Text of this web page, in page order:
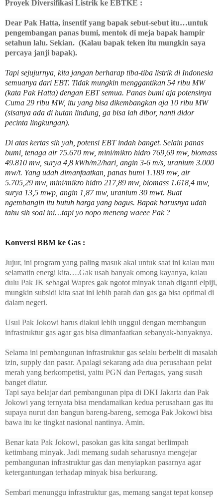
Proyek Diversifikasi Listrik ke EBTKE :
Dear Pak Hatta, insentif yang bapak sebut-sebut itu…untuk
pengembangan panas bumi, mentok di meja bapak hampir
setahun lalu. Sekian. (Kalau bapak teken itu mungkin saya
percaya janji bapak).
Tapi sejujurnya, kita jangan berharap tiba-tiba listrik di Indonesia
semuanya dari EBT. Tidak mungkin menggantikan 54 ribu MW
(kata Pak Hatta) dengan EBT semua. Panas bumi aja potensinya
Cuma 29 ribu MW, itu yang bisa dikembangkan aja 10 ribu MW
(sisanya ada di hutan lindung, ga bisa lah dibor, nanti didor
pecinta lingkungan).
Di atas kertas sih yah, potensi EBT indah banget. Selain panas
bumi, tenaga air 75.670 mw, mini/mikro hidro 769,69 mw, biomass
49.810 mw, surya 4,8 kWh/m2/hari, angin 3-6 m/s, uranium 3.000
mw/t. Yang udah dimanfaatkan, panas bumi 1.189 mw, air
5.705,29 mw, mini/mikro hidro 217,89 mw, biomass 1.618,4 mw,
surya 13,5 mwp, angin 1,87 mw, uranium 30 mwt. Buat
ngembangin itu butuh harga yang bagus. Bapak harusnya udah
tahu sih soal ini…tapi yo nopo meneng waeee Pak ?
Konversi BBM ke Gas :
Jujur, ini program yang paling masuk akal untuk saat ini kalau mau
selamatin energi kita….Gak usah banyak omong kayanya, kalau
dulu Pak JK sebagai Wapres gak ngotot minyak tanah diganti elpiji,
mungkin subsidi kita saat ini lebih parah dan gas ga bisa optimal di
dalam negeri.
Usul Pak Jokowi harus diakui lebih unggul dengan membangun
infrastruktur gas agar gas bisa dimanfaatkan sebanyak-banyaknya.
Selama ini pembangunan infrastruktur gas selalu berbelit di masalah
izin, supply dan pasar. Apalagi sekarang ada dua perusahaan pelat
merah yang berkompetisi, yaitu PGN dan Pertagas, yang susah
banget diatur.
Tapi saya belajar dari pembangunan pipa di DKI Jakarta dan Pak
Jokowi yang ternyata bisa mendamaikan kedua perusahaan gas itu
supaya nurut dan bangun bareng-bareng, semoga Pak Jokowi bisa
bawa itu ke tingkat nasional nantinya. Amin.
Benar kata Pak Jokowi, pasokan gas kita sangat berlimpah
ketimbang minyak. Jadi memang sudah seharusnya mengejar
pembangunan infrastruktur gas dan menyiapkan pasarnya agar
ketergantungan terhadap minyak bisa berkurang.
Sembari menunggu infrastruktur gas, memang sangat tepat konsep